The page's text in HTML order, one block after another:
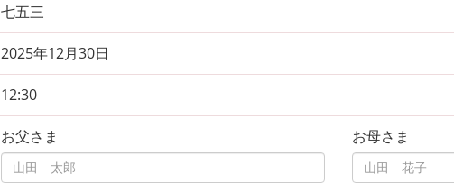
七五三
2025年12月30日
12:30
お父さま お母さま